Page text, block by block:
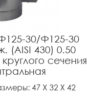
30/Ф125-30
(AISI 430) 0.50
сечения
47 X 32 X 42